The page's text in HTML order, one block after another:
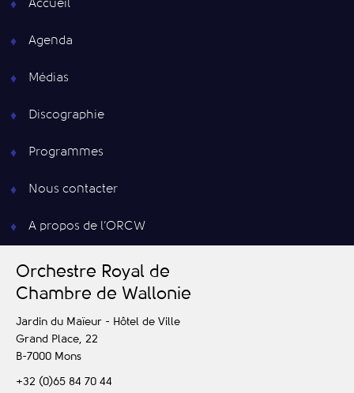
Accueil
Agenda
Médias
Discographie
Programmes
Nous contacter
A propos de l’ORCW
Orchestre Royal de
Chambre de Wallonie
Jardin du Maïeur - Hôtel de Ville
Grand Place, 22
B-7000 Mons
+32 (0)65 84 70 44